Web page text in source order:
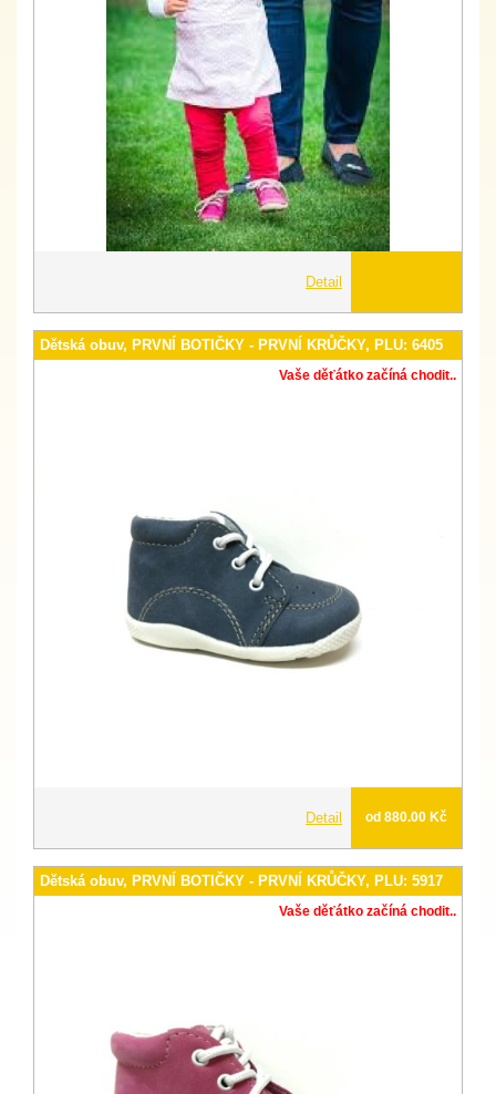
Detail
Dětská obuv, PRVNÍ BOTIČKY - PRVNÍ KRŮČKY, PLU: 6405
Vaše děťátko začíná chodit..
Detail od 880.00 Kč
Dětská obuv, PRVNÍ BOTIČKY - PRVNÍ KRŮČKY, PLU: 5917
Vaše děťátko začíná chodit..